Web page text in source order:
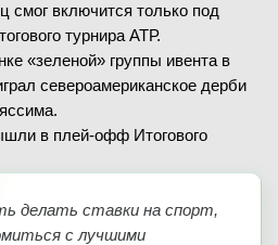
смог включится только под
турнира АТР.
«зеленой» группы ивента в
североамериканское дерби
в плей-офф Итогового
делать ставки на спорт,
с лучшими